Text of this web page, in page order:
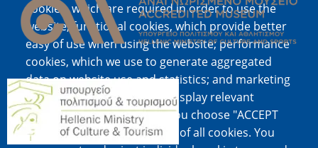
cookies, which are required in order to use the
website; functional cookies, which provide better
easy of use when using the website; performance
cookies, which we use to generate aggregated
data on website use and statistics; and marketing
cookies, which are used to display relevant
content and advertising. If you choose "ACCEPT
ALL", you consent to the use of all cookies. You
Image